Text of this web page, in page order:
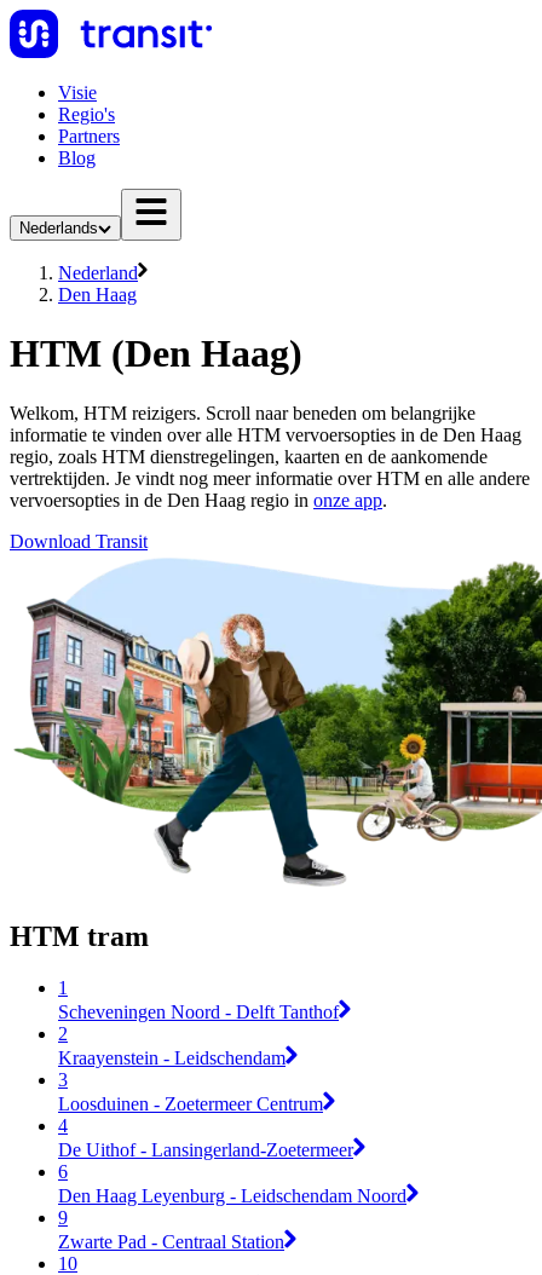
Visie
Regio's
Partners
Blog
Nederlands
Nederland
Den Haag
HTM (Den Haag)
Welkom, HTM reizigers. Scroll naar beneden om belangrijke
informatie te vinden over alle HTM vervoersopties in de Den Haag
regio, zoals HTM dienstregelingen, kaarten en de aankomende
vertrektijden. Je vindt nog meer informatie over HTM en alle andere
vervoersopties in de Den Haag regio in onze app.
Download Transit
HTM tram
1
Scheveningen Noord - Delft Tanthof
2
Kraayenstein - Leidschendam
3
Loosduinen - Zoetermeer Centrum
4
De Uithof - Lansingerland-Zoetermeer
6
Den Haag Leyenburg - Leidschendam Noord
9
Zwarte Pad - Centraal Station
10